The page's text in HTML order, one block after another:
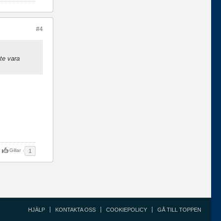
#4
vara
Gillar 1
HJÄLP KONTAKTA OSS COOKIEPOLICY GÅ TILL TOPPEN